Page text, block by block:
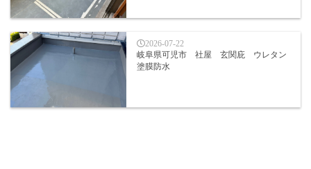
2026-07-22
岐阜県可児市 社屋 玄関庇 ウレタン
塗膜防水